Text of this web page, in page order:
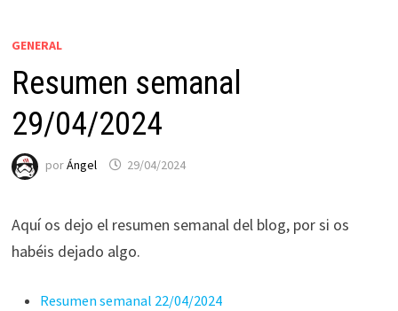
GENERAL
Resumen semanal
29/04/2024
porÁngel 29/04/2024
Aquí os dejo el resumen semanal del blog, por si os
habéis dejado algo.
Resumen semanal 22/04/2024